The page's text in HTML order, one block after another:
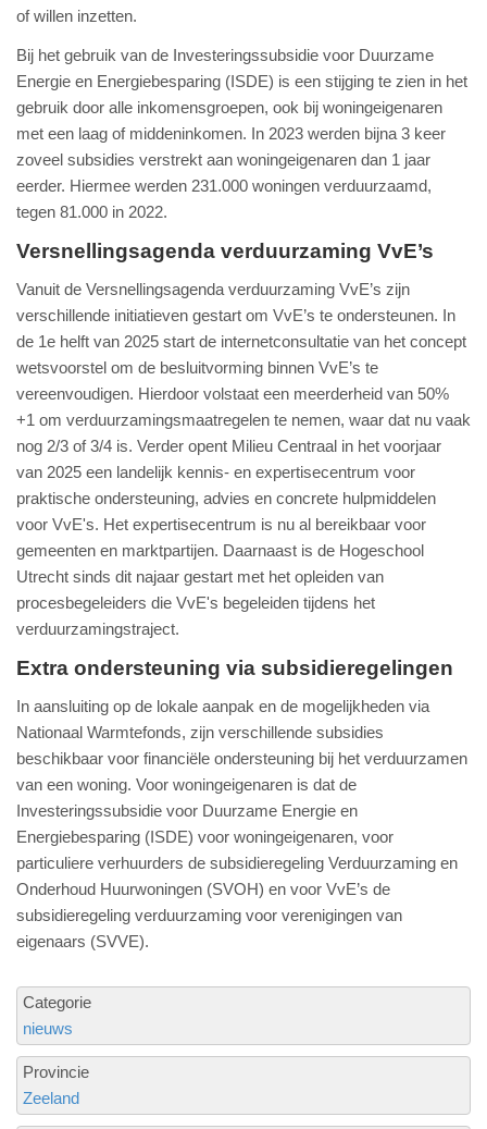
of willen inzetten.
Bij het gebruik van de Investeringssubsidie voor Duurzame
Energie en Energiebesparing (ISDE) is een stijging te zien in het
gebruik door alle inkomensgroepen, ook bij woningeigenaren
met een laag of middeninkomen. In 2023 werden bijna 3 keer
zoveel subsidies verstrekt aan woningeigenaren dan 1 jaar
eerder. Hiermee werden 231.000 woningen verduurzaamd,
tegen 81.000 in 2022.
Versnellingsagenda verduurzaming VvE’s
Vanuit de Versnellingsagenda verduurzaming VvE’s zijn
verschillende initiatieven gestart om VvE’s te ondersteunen. In
de 1e helft van 2025 start de internetconsultatie van het concept
wetsvoorstel om de besluitvorming binnen VvE’s te
vereenvoudigen. Hierdoor volstaat een meerderheid van 50%
+1 om verduurzamingsmaatregelen te nemen, waar dat nu vaak
nog 2/3 of 3/4 is. Verder opent Milieu Centraal in het voorjaar
van 2025 een landelijk kennis- en expertisecentrum voor
praktische ondersteuning, advies en concrete hulpmiddelen
voor VvE's. Het expertisecentrum is nu al bereikbaar voor
gemeenten en marktpartijen. Daarnaast is de Hogeschool
Utrecht sinds dit najaar gestart met het opleiden van
procesbegeleiders die VvE's begeleiden tijdens het
verduurzamingstraject.
Extra ondersteuning via subsidieregelingen
In aansluiting op de lokale aanpak en de mogelijkheden via
Nationaal Warmtefonds, zijn verschillende subsidies
beschikbaar voor financiële ondersteuning bij het verduurzamen
van een woning. Voor woningeigenaren is dat de
Investeringssubsidie voor Duurzame Energie en
Energiebesparing (ISDE) voor woningeigenaren, voor
particuliere verhuurders de subsidieregeling Verduurzaming en
Onderhoud Huurwoningen (SVOH) en voor VvE’s de
subsidieregeling verduurzaming voor verenigingen van
eigenaars (SVVE).
Categorie
nieuws
Provincie
Zeeland